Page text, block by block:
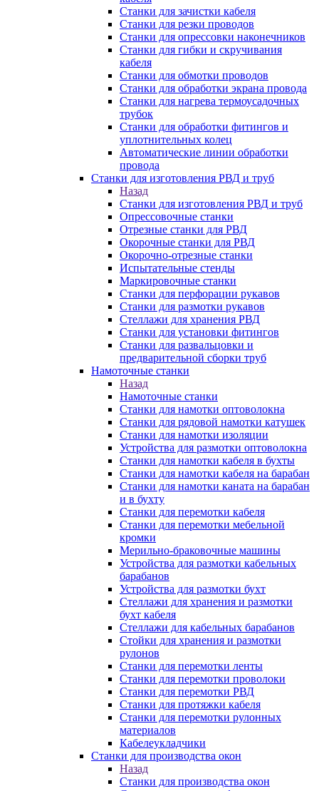
Станки для зачистки кабеля
Станки для резки проводов
Станки для опрессовки наконечников
Станки для гибки и скручивания
кабеля
Станки для обмотки проводов
Станки для обработки экрана провода
Станки для нагрева термоусадочных
трубок
Станки для обработки фитингов и
уплотнительных колец
Автоматические линии обработки
провода
Станки для изготовления РВД и труб
Назад
Станки для изготовления РВД и труб
Опрессовочные станки
Отрезные станки для РВД
Окорочные станки для РВД
Окорочно-отрезные станки
Испытательные стенды
Маркировочные станки
Станки для перфорации рукавов
Станки для размотки рукавов
Стеллажи для хранения РВД
Станки для установки фитингов
Станки для развальцовки и
предварительной сборки труб
Намоточные станки
Назад
Намоточные станки
Станки для намотки оптоволокна
Станки для рядовой намотки катушек
Станки для намотки изоляции
Устройства для размотки оптоволокна
Станки для намотки кабеля в бухты
Станки для намотки кабеля на барабан
Станки для намотки каната на барабан
и в бухту
Станки для перемотки кабеля
Станки для перемотки мебельной
кромки
Мерильно-браковочные машины
Устройства для размотки кабельных
барабанов
Устройства для размотки бухт
Стеллажи для хранения и размотки
бухт кабеля
Стеллажи для кабельных барабанов
Стойки для хранения и размотки
рулонов
Станки для перемотки ленты
Станки для перемотки проволоки
Станки для перемотки РВД
Станки для протяжки кабеля
Станки для перемотки рулонных
материалов
Кабелеукладчики
Станки для производства окон
Назад
Станки для производства окон